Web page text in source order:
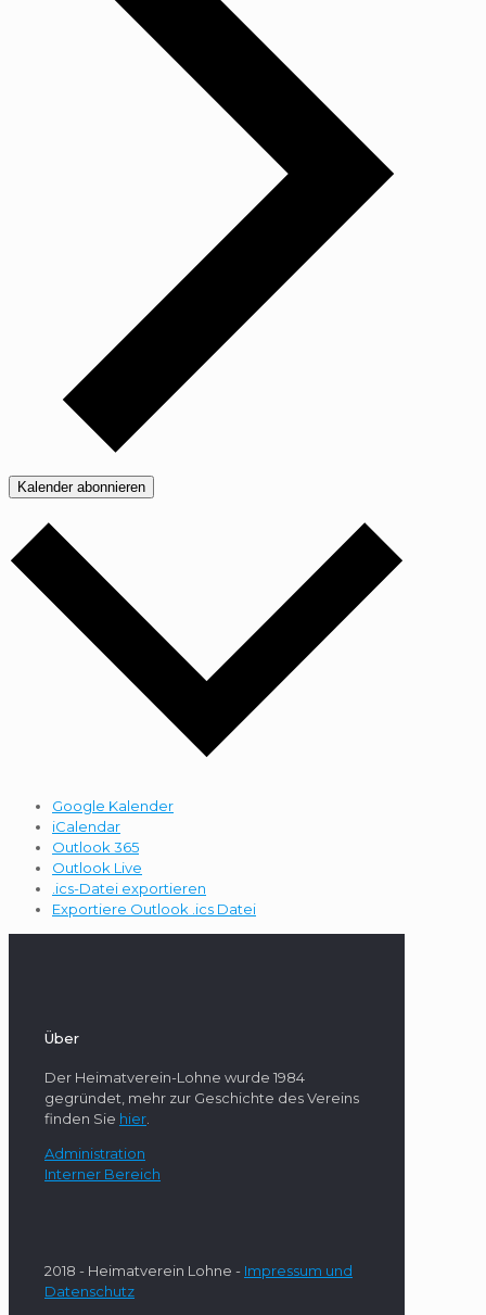
Kalender abonnieren
Google Kalender
iCalendar
Outlook 365
Outlook Live
.ics-Datei exportieren
Exportiere Outlook .ics Datei
Über
Der Heimatverein-Lohne wurde 1984
gegründet, mehr zur Geschichte des Vereins
finden Sie hier.
Administration
Interner Bereich
2018 - Heimatverein Lohne - Impressum und
Datenschutz